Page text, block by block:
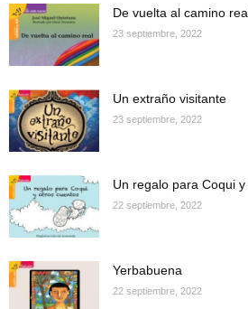
De vuelta al camino
23 septiembre, 2022
Un extraño visitante
23 septiembre, 2022
Un regalo para Coqui
22 septiembre, 2022
Yerbabuena
22 septiembre, 2022